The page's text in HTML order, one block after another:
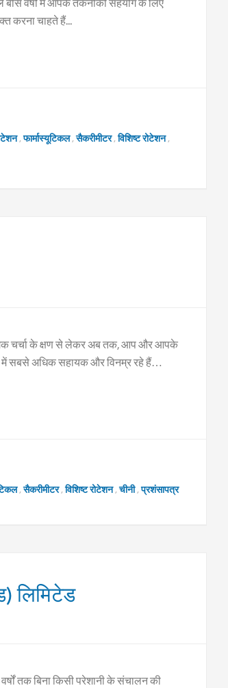
करना चाहते हैं...
,फार्मास्यूटिकल,सैकरीमीटर,विशिष्ट रोटेशन,
चर्चा के क्षण से लेकर अब तक, आप और आपके
में सबसे अधिक सहायक और विनम्र रहे हैं…
,सैकरीमीटर,विशिष्ट रोटेशन,चीनी,प्रशंसापत्र
लिमिटेड
तक बिना किसी परेशानी के संचालन की